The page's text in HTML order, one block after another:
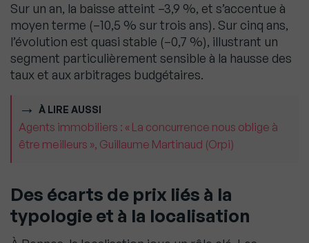
Sur un an, la baisse atteint –3,9 %, et s’accentue à
moyen terme (–10,5 % sur trois ans). Sur cinq ans,
l’évolution est quasi stable (–0,7 %), illustrant un
segment particulièrement sensible à la hausse des
taux et aux arbitrages budgétaires.
À LIRE AUSSI
Agents immobiliers : « La concurrence nous oblige à
être meilleurs », Guillaume Martinaud (Orpi)
Des écarts de prix liés à la
typologie et à la localisation